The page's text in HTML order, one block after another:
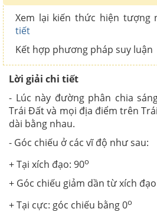
Xem lại kiến thức hiện tượng
tiết
Kết hợp phương pháp suy luận
Lời giải chi tiết
- Lúc này đường phân chia
Trái Đất và mọi địa điểm trên
dài bằng nhau.
- Góc chiếu ở các vĩ độ như sau:
+ Tại xích đạo: 90o
+ Góc chiếu giảm dần từ xích
+ Tại cực: góc chiếu bằng 0o